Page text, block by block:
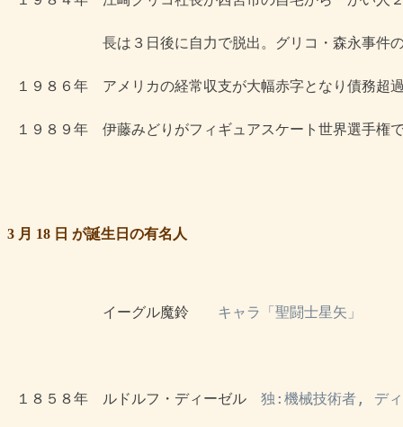
3 月 18 日 が誕生日の有名人
イーグル魔鈴 キャラ「聖闘士星矢」
１８５８年　ルドルフ・ディーゼル 独:機械技術者, ディ